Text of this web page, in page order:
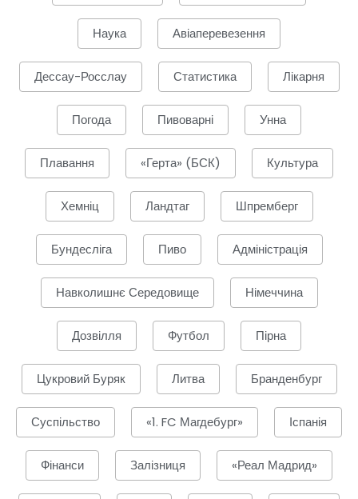
Наука Авіаперевезення
Дессау-Росслау Статистика Лікарня
Погода Пивоварні Унна
Плавання «Герта» (БСК) Культура
Хемніц Ландтаг Шпремберг
Бундесліга Пиво Адміністрація
Навколишнє Середовище Німеччина
Дозвілля Футбол Пірна
Цукровий Буряк Литва Бранденбург
Суспільство «1. FC Магдебург» Іспанія
Фінанси Залізниця «Реал Мадрид»